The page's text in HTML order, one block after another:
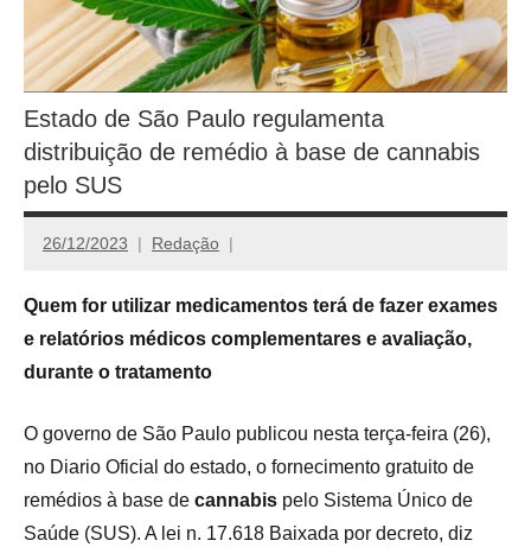
Estado de São Paulo regulamenta
distribuição de remédio à base de cannabis
pelo SUS
26/12/2023 Redação
Quem for utilizar medicamentos terá de fazer exames
e relatórios médicos complementares e avaliação,
durante o tratamento
O governo de São Paulo publicou nesta terça-feira (26),
no Diario Oficial do estado, o fornecimento gratuito de
remédios à base de cannabis pelo Sistema Único de
Saúde (SUS). A lei n. 17.618 Baixada por decreto, diz